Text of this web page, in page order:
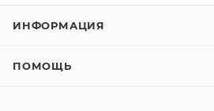
ИНФОРМАЦИЯ
ПОМОЩЬ